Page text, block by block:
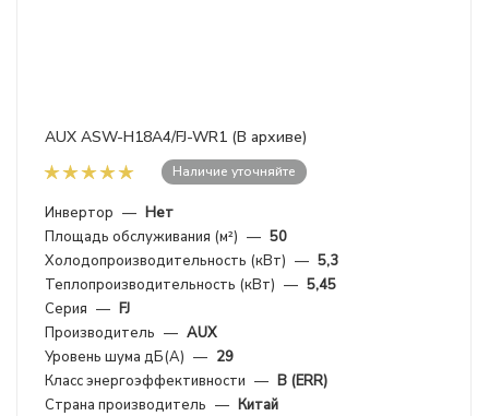
AUX ASW-H18A4/FJ-WR1 (В архиве)
Наличие уточняйте
Инвертор — Нет
Площадь обслуживания (м²) — 50
Холодопроизводительность (кВт) — 5,3
Теплопроизводительность (кВт) — 5,45
Серия — FJ
Производитель — AUX
Уровень шума дБ(А) — 29
Класс энергоэффективности — B (ERR)
Страна производитель — Китай